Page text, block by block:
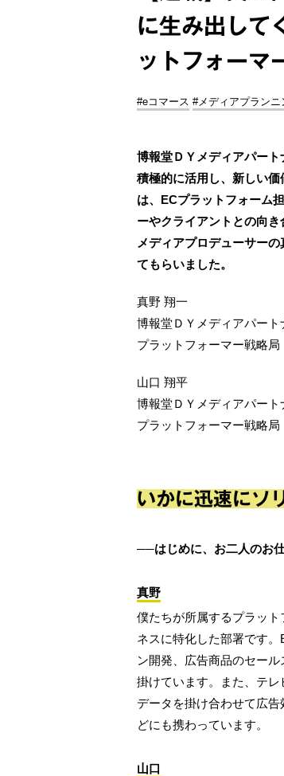
に生み出し
ットフォーマ
#eコマース #メディアプランニ
博報堂ＤＹメディアパー
積極的に活用し、新しい
は、ECプラットフォーム
ーやクライアントとの向
メディアプロデューサー
てもらいました。
真野 翔一
博報堂ＤＹメディアパー
プラットフォーマー戦略
山口 翔平
博報堂ＤＹメディアパー
プラットフォーマー戦略
いかに迅速にソ
──はじめに、お二人のお
真野
僕たちが所属するプラッ
ネスに特化した部署です
ン開発、広告商品のセー
掛けています。また、テ
データを掛け合わせて広
どにも携わっています。
山口